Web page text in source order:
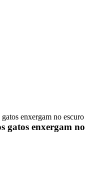
enxergam no escuro
gatos enxergam no